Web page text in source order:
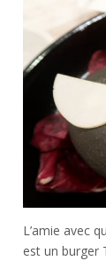
L’amie avec
est un burger